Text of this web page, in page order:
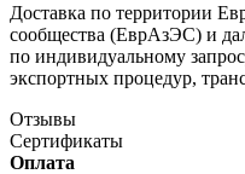
Доставка по территории
сообщества (ЕврАзЭС) и
по индивидуальному
экспортных процедур,
Отзывы
Сертификаты
Оплата